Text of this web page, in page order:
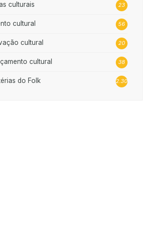
culturais 23
cultural 56
cultural 20
cultural 38
do Folk 2.302